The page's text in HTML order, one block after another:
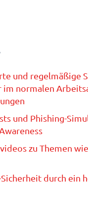
und regelmäßige
normalen
und Phishing-
zu Themen
durch ein